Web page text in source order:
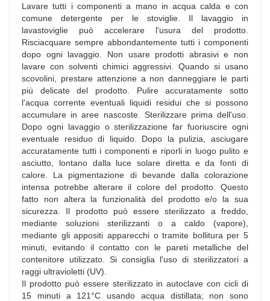
Lavare tutti i componenti a mano in acqua calda e con
comune detergente per le stoviglie. Il lavaggio in
lavastoviglie può accelerare l'usura del prodotto.
Risciacquare sempre abbondantemente tutti i componenti
dopo ogni lavaggio. Non usare prodotti abrasivi e non
lavare con solventi chimici aggressivi. Quando si usano
scovolini, prestare attenzione a non danneggiare le parti
più delicate del prodotto. Pulire accuratamente sotto
l'acqua corrente eventuali liquidi residui che si possono
accumulare in aree nascoste. Sterilizzare prima dell'uso.
Dopo ogni lavaggio o sterilizzazione far fuoriuscire ogni
eventuale residuo di liquido. Dopo la pulizia, asciugare
accuratamente tutti i componenti e riporli in luogo pulito e
asciutto, lontano dalla luce solare diretta e da fonti di
calore. La pigmentazione di bevande dalla colorazione
intensa potrebbe alterare il colore del prodotto. Questo
fatto non altera la funzionalità del prodotto e/o la sua
sicurezza. Il prodotto può essere sterilizzato a freddo,
mediante soluzioni sterilizzanti o a caldo (vapore),
mediante gli appositi apparecchi o tramite bollitura per 5
minuti, evitando il contatto con le pareti metalliche del
contenitore utilizzato. Si consiglia l'uso di sterilizzatori a
raggi ultravioletti (UV).
Il prodotto può essere sterilizzato in autoclave con cicli di
15 minuti a 121°C usando acqua distillata; non sono